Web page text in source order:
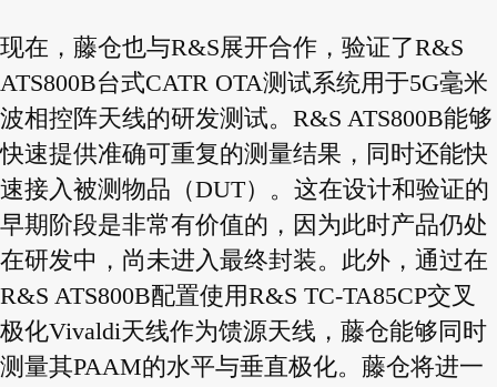
现在，藤仓也与R&S展开合作，验证了R&S
ATS800B台式CATR OTA测试系统用于5G毫米
波相控阵天线的研发测试。 R&S ATS800B能够
快速提供准确可重复的测量结果，同时还能快
速接入被测物品（DUT）。这在设计和验证的
早期阶段是非常有价值的，因为此时产品仍处
在研发中，尚未进入最终封装。此外，通过在
R&S ATS800B配置使用R&S TC-TA85CP交叉
极化Vivaldi天线作为馈源天线，藤仓能够同时
测量其PAAM的水平与垂直极化。藤仓将进一